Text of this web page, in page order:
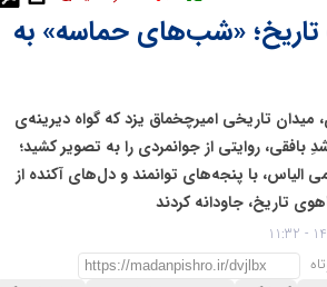
«شب‌های حماسه» به
تاریخی امیرچخماق یزد که گواه دیرینه‌ی
روایتی از جوانمردی را به تصویر کشید؛
الیاس، با پنجه‌های توانمند و دل‌های آکنده از
تاریخ، جاودانه کردند